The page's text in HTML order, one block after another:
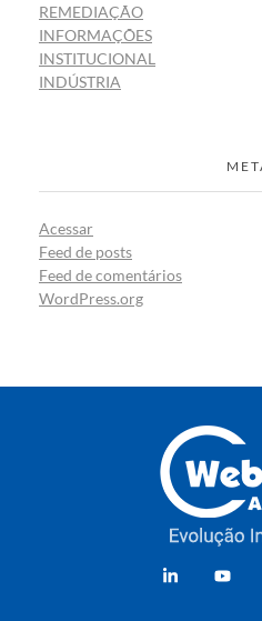
REMEDIAÇÃO
INFORMAÇÕES
INSTITUCIONAL
INDÚSTRIA
Acessar
Feed de posts
Feed de comentários
WordPress.org